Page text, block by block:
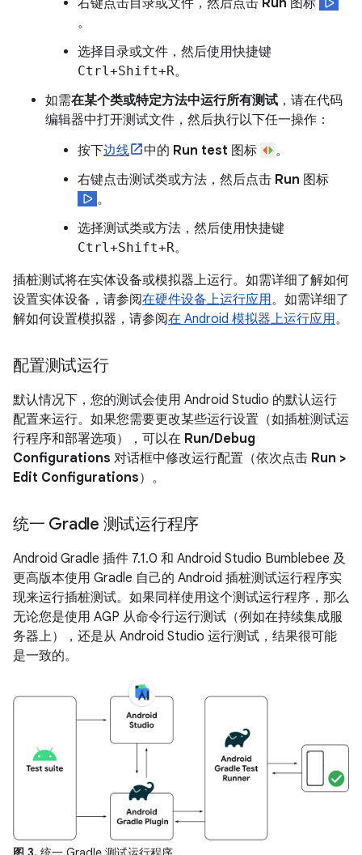
右键点击目录或文件，然后点击 Run 图标
。
选择目录或文件，然后使用快捷键
Ctrl+Shift+R。
如需在某个类或特定方法中运行所有测试 ，请在代码
编辑器中打开测试文件，然后执行以下任一操作：
按下边线 中的 Run test 图标
。
右键点击测试类或方法，然后点击 Run 图标
。
选择测试类或方法，然后使用快捷键
Ctrl+Shift+R。
插桩测试将在实体设备或模拟器上运行。如需详细了解如何
设置实体设备，请参阅在硬件设备上运行应用。如需详细了
解如何设置模拟器，请参阅在 Android 模拟器上运行应用。
配置测试运行
默认情况下，您的测试会使用 Android Studio 的默认运行
配置来运行。如果您需要更改某些运行设置（如插桩测试运
行程序和部署选项），可以在 Run/Debug
Configurations 对话框中修改运行配置（依次点击 Run >
Edit Configurations）。
统一 Gradle 测试运行程序
Android Gradle 插件 7.1.0 和 Android Studio Bumblebee 及
更高版本使用 Gradle 自己的 Android 插桩测试运行程序实
现来运行插桩测试。如果同样使用这个测试运行程序，那么
无论您是使用 AGP 从命令行运行测试（例如在持续集成服
务器上），还是从 Android Studio 运行测试，结果很可能
是一致的。